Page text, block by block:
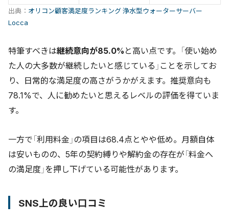
出典： オリコン顧客満足度ランキング 浄水型ウォーターサーバー
Locca
特筆すべきは継続意向が85.0%と高い点です。「使い始め
た人の大多数が継続したいと感じている」ことを示してお
り、日常的な満足度の高さがうかがえます。推奨意向も
78.1%で、人に勧めたいと思えるレベルの評価を得ていま
す。
一方で「利用料金」の項目は68.4点とやや低め。月額自体
は安いものの、5年の契約縛りや解約金の存在が「料金へ
の満足度」を押し下げている可能性があります。
SNS上の良い口コミ